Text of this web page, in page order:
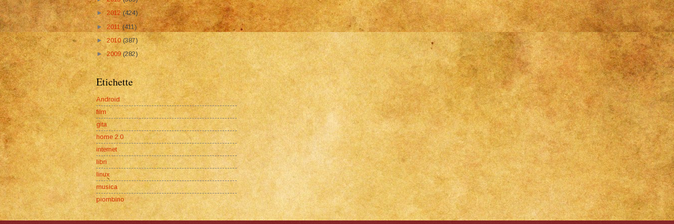
►2012(424)
► 2011(411)
►2010(387)
►2009(282)
Etichette
Android
film
gita
home 2.0
internet
libri
linux
musica
piombino